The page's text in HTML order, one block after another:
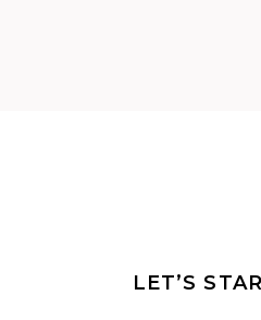
LET’S